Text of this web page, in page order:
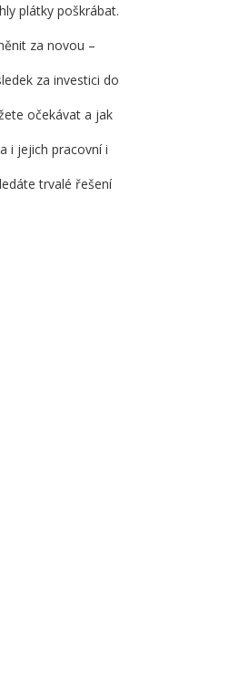
plátky poškrábat.
za novou –
za investici do
očekávat a jak
i jejich pracovní i
trvalé řešení